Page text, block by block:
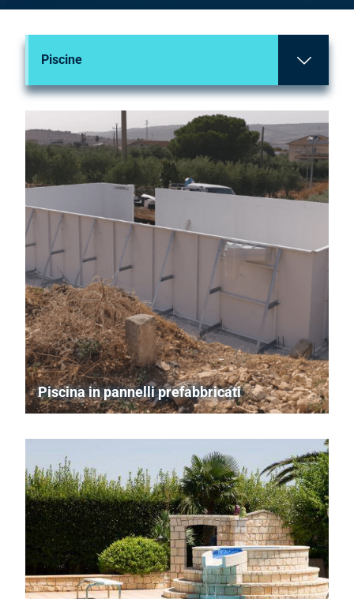
Piscine
Piscine a skimmer
Piscine fuori terra
Piscine prefabbricate
Piscine a sfioro
Piscine in cemento armato
Piscine in vetroresina
Piscina in pannelli prefabbricati
Piscina in pannelli prefabbricati biplastificati